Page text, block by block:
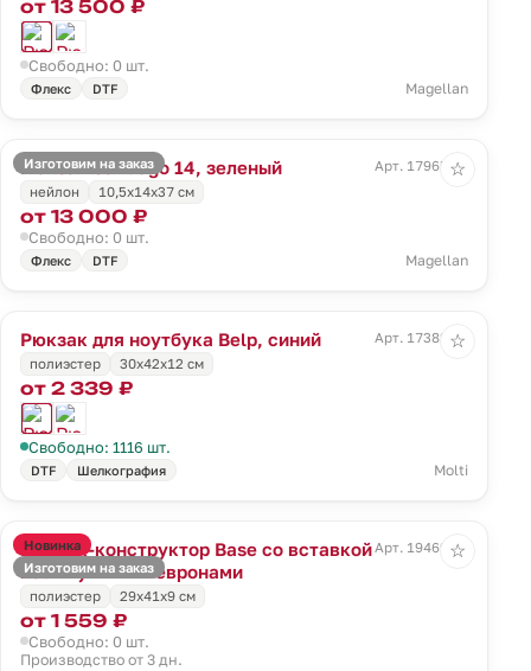
от 13 500 ₽
Свободно: 0 шт.
Флекс DTF Magellan
Изготовим на заказ
Рюкзак Santiago 14, зеленый
Арт. 17965.90
нейлон
10,5x14x37 см
от 13 000 ₽
Свободно: 0 шт.
Флекс DTF Magellan
☆
Рюкзак для ноутбука Belp, синий
Арт. 17382.40
полиэстер
30х42х12 см
от 2 339 ₽
Свободно: 1116 шт.
DTF Шелкография Molti
☆
Новинка
Изготовим на заказ
Рюкзак-конструктор Base со вставкой
из липучки и шевронами
Арт. 19469.00
полиэстер 29х41х9 см
от 1 559 ₽
Свободно: 0 шт.
Производство от 3 дн.
☆